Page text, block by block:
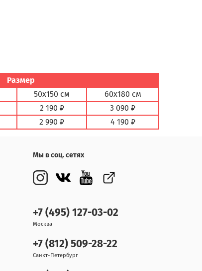
Размер
50х150 см
60х180 см
2 190 ₽
3 090 ₽
2 990 ₽ 4 190 ₽
Мы в соц. сетях
+7 (495) 127-03-02
Москва
+7 (812) 509-28-22
Санкт-Петербург